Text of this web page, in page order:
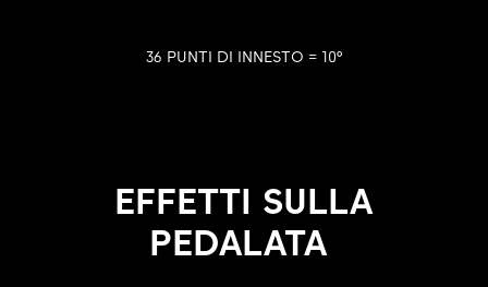
36 PUNTI DI INNESTO = 10º
EFFETTI SULLA
PEDALATA